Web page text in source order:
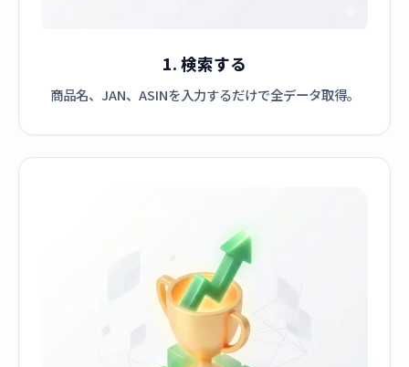
1. 検索する
商品名、JAN、ASINを入力するだけで全データ取得。